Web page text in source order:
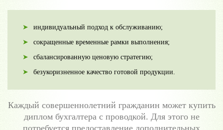
индивидуальный подход к обслуживанию;
сокращенные временные рамки выполнения;
сбалансированную ценовую стратегию;
безукоризненное качество готовой продукции.
Каждый совершеннолетний гражданин может купить
диплом бухгалтера с проводкой. Для этого не